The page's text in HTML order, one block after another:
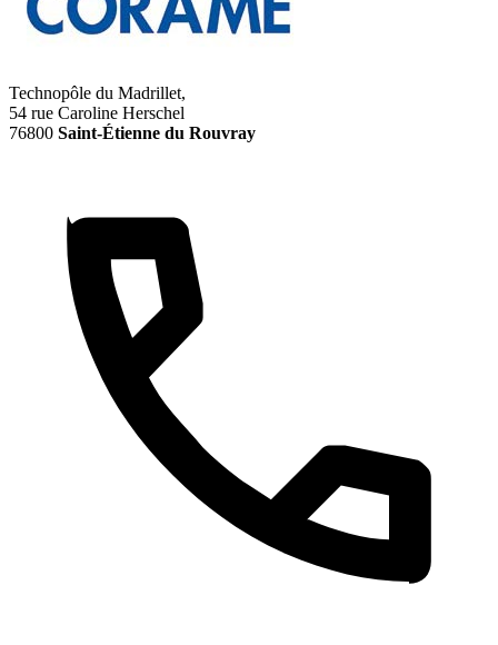
Technopôle du Madrillet,
54 rue Caroline Herschel
76800 Saint-Étienne du Rouvray